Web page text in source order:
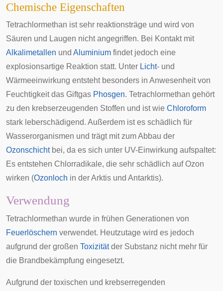
Chemische Eigenschaften
Tetrachlormethan ist sehr reaktionsträge und wird von
Säuren und Laugen nicht angegriffen. Bei Kontakt mit
Alkalimetallen und Aluminium findet jedoch eine
explosionsartige Reaktion statt. Unter Licht- und
Wärmeeinwirkung entsteht besonders in Anwesenheit von
Feuchtigkeit das Giftgas Phosgen. Tetrachlormethan gehört
zu den krebserzeugenden Stoffen und ist wie Chloroform
stark leberschädigend. Außerdem ist es schädlich für
Wasserorganismen und trägt mit zum Abbau der
Ozonschichtbei, da es sich unter UV-Einwirkung aufspaltet:
Es entstehen Chlorradikale, die sehr schädlich auf Ozon
wirken (Ozonloch in derArktis und Antarktis).
Verwendung
Tetrachlormethan wurde in frühen Generationen von
Feuerlöschern verwendet. Heutzutage wird es jedoch
aufgrund der großen Toxizitätder Substanz nicht mehr für
die Brandbekämpfung eingesetzt.
Aufgrund der toxischen und krebserregenden